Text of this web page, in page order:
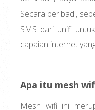
Secara peribadi,
SMS dari unifi
capaian internet
Apa itu mesh
Mesh wifi ini